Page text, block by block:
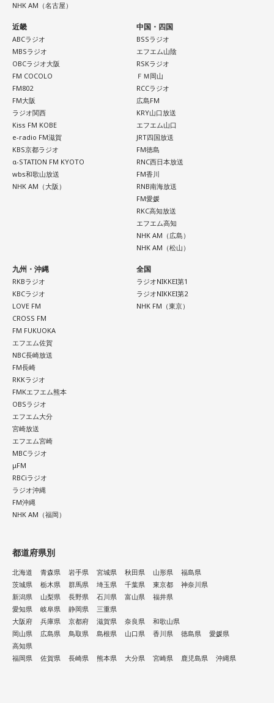
寺内：頒布開始日は決まっているんですか？
三輪田：正確には決まっていないですが、その年の幸運色を
用いますので、新年から頒布するのが通常なのですが、先駆
けとして12月に1度頒布しまして、次また新年に頒布してい
ます。どうしても頒布開始日に人が集まってしまい、近隣の
方のご迷惑もございますので。
寺内：どれくらいで頒布終了になるんですか？
三輪田：1週間でなくなってしまったりしますね。
三輪田：今年で言うと、12月に頒布して、1週間くらいで終
わってしまい、新年に頒布しても10日間で終了してしまいま
した。
寺内：お祭りより早く終わるんだ（笑）。
三輪田：お祭りはだらだら長く続いているんですけどね(笑)。
やはり、縫製上すぐ作れるわけではないので、3月に再頒布さ
せていただいたんですけれど、今年は女性の方が、アイドル
のコンサートとか――。
小林：うわ、そういうことか！
寺内：そっちね！
三輪田：強運御守を持って、絵馬も書いてお願いしたらライ
ブの良い席が当たったと、どなたかがSNSで言ったら、バズ
ってしまって、女性の幸運色を用いたお守りはその日に無く
寺内：1日で！？ それって年間を通して幾度か頒布するんで
すか？
三輪田：元々は年間通して頒布していたんですけれども、あ
まりにも人気になりすぎて縫製が追いつかなくなってしまっ
たので、春にはもうないと思ってもらった方がよいかと。
ってるということなんですかね？」
会田「決して利上げをどんどんやれと言ってるのではないわ
けです。ベッセント財務長官のインタビューの趣旨として
は、高市政権の経済政策を支持します、と。投資を拡大する
という政策を支持しますというのが総論なわけです。となれ
ば、その高市政権の経済政策を推進するように、日銀も適切
な金融政策をやってくださいと言ってるわけですから、ベッ
セントさんの発言というのは、日本の政府の日銀に対する発
言と同じなわけです。強い経済成長と物価の安定の両立を目
指して適切に金融政策をやってください、政府の日本経済再
興の経済政策の推進に一体となって取り組んでくださいとい
う同じ意味ですので、どんどん利上げしろというわけではな
NHK AM（名古屋）
近畿
ABCラジオ
MBSラジオ
OBCラジオ大阪
FM COCOLO
FM802
FM大阪
ラジオ関西
Kiss FM KOBE
e-radio FM滋賀
KBS京都ラジオ
α-STATION FM KYOTO
wbs和歌山放送
NHK AM（大阪）
中国・四国
BSSラジオ
エフエム山陰
RSKラジオ
ＦＭ岡山
RCCラジオ
広島FM
KRY山口放送
エフエム山口
JRT四国放送
FM徳島
RNC西日本放送
FM香川
RNB南海放送
FM愛媛
RKC高知放送
エフエム高知
NHK AM（広島）
NHK AM（松山）
九州・沖縄
RKBラジオ
KBCラジオ
LOVE FM
CROSS FM
FM FUKUOKA
エフエム佐賀
NBC長崎放送
FM長崎
RKKラジオ
FMKエフエム熊本
OBSラジオ
エフエム大分
宮崎放送
エフエム宮崎
MBCラジオ
μFM
RBCiラジオ
ラジオ沖縄
FM沖縄
NHK AM（福岡）
全国
ラジオNIKKEI第1
ラジオNIKKEI第2
NHK FM（東京）
都道府県別
北海道 青森県 岩手県 宮城県 秋田県 山形県
福島県
茨城県
栃木県 群馬県 埼玉県 千葉県 東京都
神奈川県
新潟県
山梨県 長野県 石川県 富山県
福井県
愛知県
岐阜県 静岡県
三重県
大阪府
兵庫県 京都府 滋賀県 奈良県
和歌山県
岡山県
広島県 鳥取県 島根県 山口県 香川県 徳島県
愛媛県
高知県
福岡県
佐賀県 長崎県 熊本県 大分県 宮崎県 鹿児島県 沖縄県